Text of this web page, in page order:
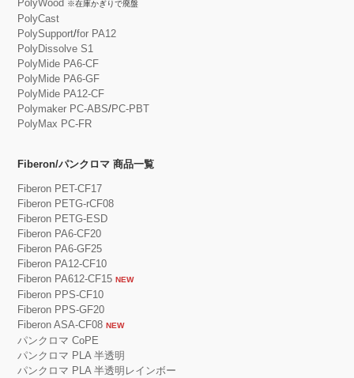
PolyWood ※在庫かぎりで廃盤
PolyCast
PolySupport/for PA12
PolyDissolve S1
PolyMide PA6-CF
PolyMide PA6-GF
PolyMide PA12-CF
Polymaker PC-ABS/PC-PBT
PolyMax PC-FR
Fiberon/パンクロマ 商品一覧
Fiberon PET-CF17
Fiberon PETG-rCF08
Fiberon PETG-ESD
Fiberon PA6-CF20
Fiberon PA6-GF25
Fiberon PA12-CF10
Fiberon PA612-CF15 NEW
Fiberon PPS-CF10
Fiberon PPS-GF20
Fiberon ASA-CF08 NEW
パンクロマ CoPE
パンクロマ PLA 半透明
パンクロマ PLA 半透明レインボー